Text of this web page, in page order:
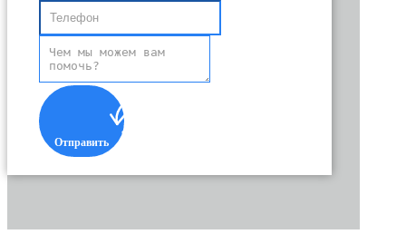
Отправить